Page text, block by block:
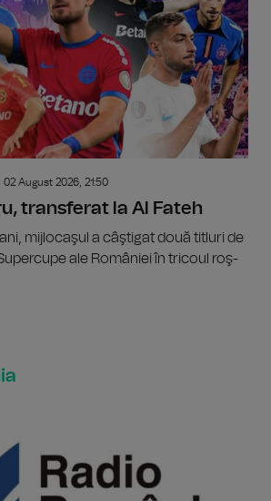
02 August 2026, 21:50
transferat la Al Fateh
ani, mijlocaşul a câştigat două titluri de
ale României în tricoul roş-